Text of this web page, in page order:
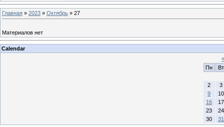
Главная » 2023 » Октябрь » 27
Материалов нет
Calendar
«
Пн
Вт
2
3
9
10
16
17
23
24
30
31